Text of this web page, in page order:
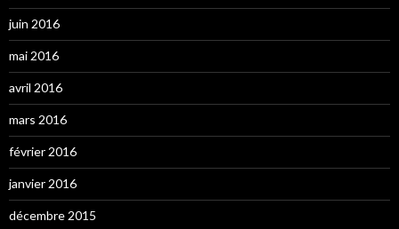
juin 2016
mai 2016
avril 2016
mars 2016
février 2016
janvier 2016
décembre 2015